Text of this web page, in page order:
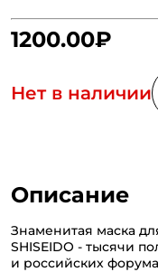
1200.00₽
Нет в наличии
Описание
Знаменитая маска
SHISEIDO - тысячи
и российских